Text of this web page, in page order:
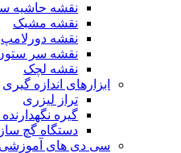
نقشه حاشیه
نقشه مشبک
نقشه دورلامپ
نقشه سر
نقشه لچک
ابزارهای اندازه گیری
تراز لیزری
گیره
دستگاه گچ ساز
سی دی های آموزشی